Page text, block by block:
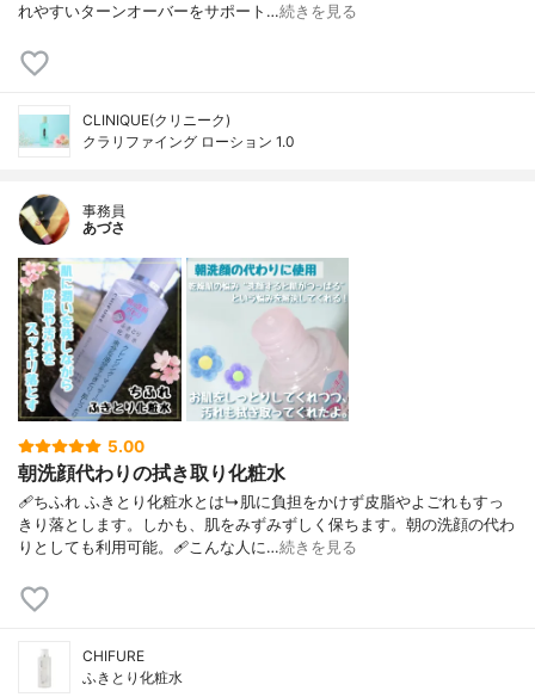
れやすいターンオーバーをサポート…続きを見る
CLINIQUE(クリニーク)
クラリファイング ローション 1.0
事務員
あづさ
5.00
朝洗顔代わりの拭き取り化粧水
🩹ちふれ ふきとり化粧水とは↳肌に負担をかけず皮脂やよごれもすっ
きり落とします。しかも、肌をみずみずしく保ちます。朝の洗顔の代わ
りとしても利用可能。🩹こんな人に…続きを見る
CHIFURE
ふきとり化粧水